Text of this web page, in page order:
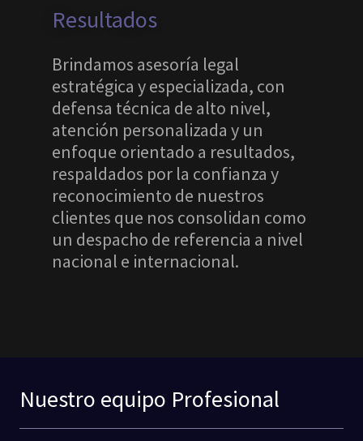
Resultados
Brindamos asesoría legal
estratégica y especializada, con
defensa técnica de alto nivel,
atención personalizada y un
enfoque orientado a resultados,
respaldados por la confianza y
reconocimiento de nuestros
clientes que nos consolidan como
un despacho de referencia a nivel
nacional e internacional.
Nuestro equipo Profesional